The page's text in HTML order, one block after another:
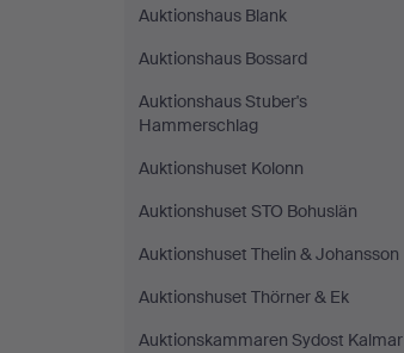
Auktionshaus Blank
Auktionshaus Bossard
Auktionshaus Stuber's
Hammerschlag
Auktionshuset Kolonn
Auktionshuset STO Bohuslän
Auktionshuset Thelin & Johansson
Auktionshuset Thörner & Ek
Auktionskammaren Sydost Kalmar